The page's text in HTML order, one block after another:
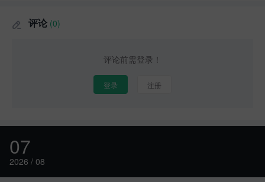
 评论 (0)
评论前需登录！
登录 注册
07
2026 / 08